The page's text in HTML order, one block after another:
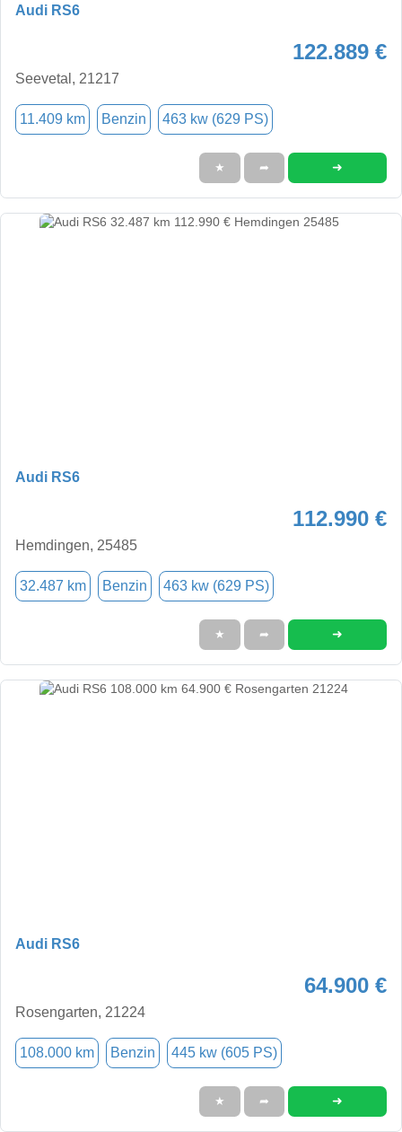
Audi RS6
122.889 €
Seevetal, 21217
11.409 km Benzin 463 kw (629 PS)
★ ➦ ➜
Audi RS6
112.990 €
Hemdingen, 25485
32.487 km Benzin 463 kw (629 PS)
★ ➦ ➜
Audi RS6
64.900 €
Rosengarten, 21224
108.000 km Benzin 445 kw (605 PS)
★ ➦ ➜